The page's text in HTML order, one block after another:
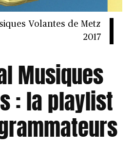
Volantes de Metz
2017
Musiques
: la playlist